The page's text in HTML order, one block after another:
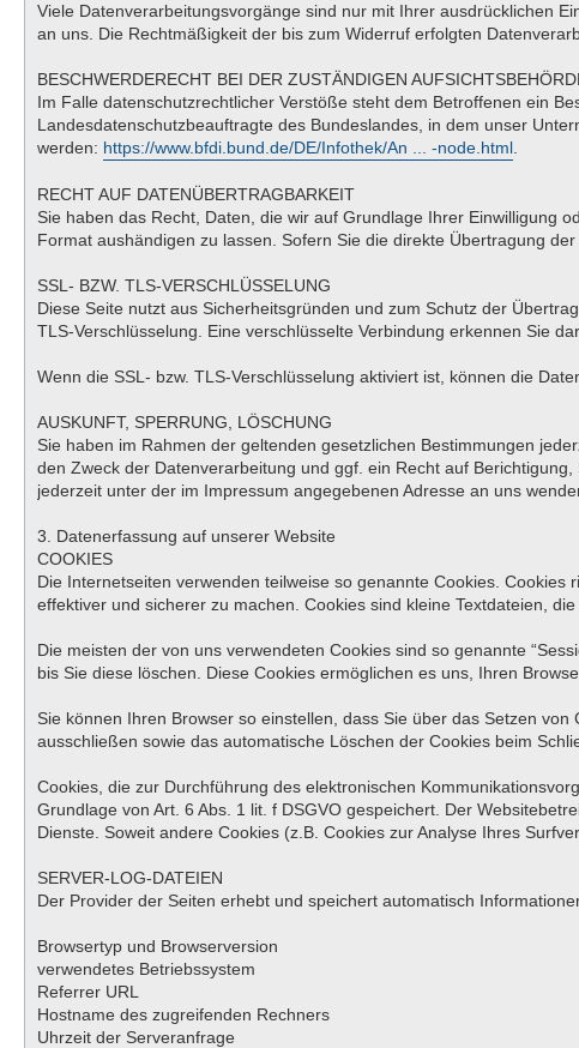
Viele Datenverarbeitungsvorgänge sind nur mit Ihrer ausdrücklichen
an uns. Die Rechtmäßigkeit der bis zum Widerruf erfolgten
BESCHWERDERECHT BEI DER ZUSTÄNDIGEN
Im Falle datenschutzrechtlicher Verstöße steht dem Betroffenen ein
Landesdatenschutzbeauftragte des Bundeslandes, in dem unser
werden: https://www.bfdi.bund.de/DE/Infothek/An ... -node.html
RECHT AUF DATENÜBERTRAGBARKEIT
Sie haben das Recht, Daten, die wir auf Grundlage Ihrer Einwilligung
Format aushändigen zu lassen. Sofern Sie die direkte Übertragung
SSL- BZW. TLS-VERSCHLÜSSELUNG
Diese Seite nutzt aus Sicherheitsgründen und zum Schutz der
TLS-Verschlüsselung. Eine verschlüsselte Verbindung erkennen Sie
Wenn die SSL- bzw. TLS-Verschlüsselung aktiviert ist, können die
AUSKUNFT, SPERRUNG, LÖSCHUNG
Sie haben im Rahmen der geltenden gesetzlichen Bestimmungen
den Zweck der Datenverarbeitung und ggf. ein Recht auf
jederzeit unter der im Impressum angegebenen Adresse an uns
3. Datenerfassung auf unserer Website
COOKIES
Die Internetseiten verwenden teilweise so genannte Cookies.
effektiver und sicherer zu machen. Cookies sind kleine Textdateien,
Die meisten der von uns verwendeten Cookies sind so genannte
bis Sie diese löschen. Diese Cookies ermöglichen es uns, Ihren
Sie können Ihren Browser so einstellen, dass Sie über das Setzen
ausschließen sowie das automatische Löschen der Cookies beim
Cookies, die zur Durchführung des elektronischen
Grundlage von Art. 6 Abs. 1 lit. f DSGVO gespeichert. Der
Dienste. Soweit andere Cookies (z.B. Cookies zur Analyse Ihres
SERVER-LOG-DATEIEN
Der Provider der Seiten erhebt und speichert automatisch
Browsertyp und Browserversion
verwendetes Betriebssystem
Referrer URL
Hostname des zugreifenden Rechners
Uhrzeit der Serveranfrage